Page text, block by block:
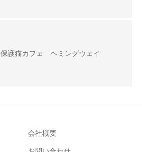
保護猫カフェ ヘミングウェイ
会社概要